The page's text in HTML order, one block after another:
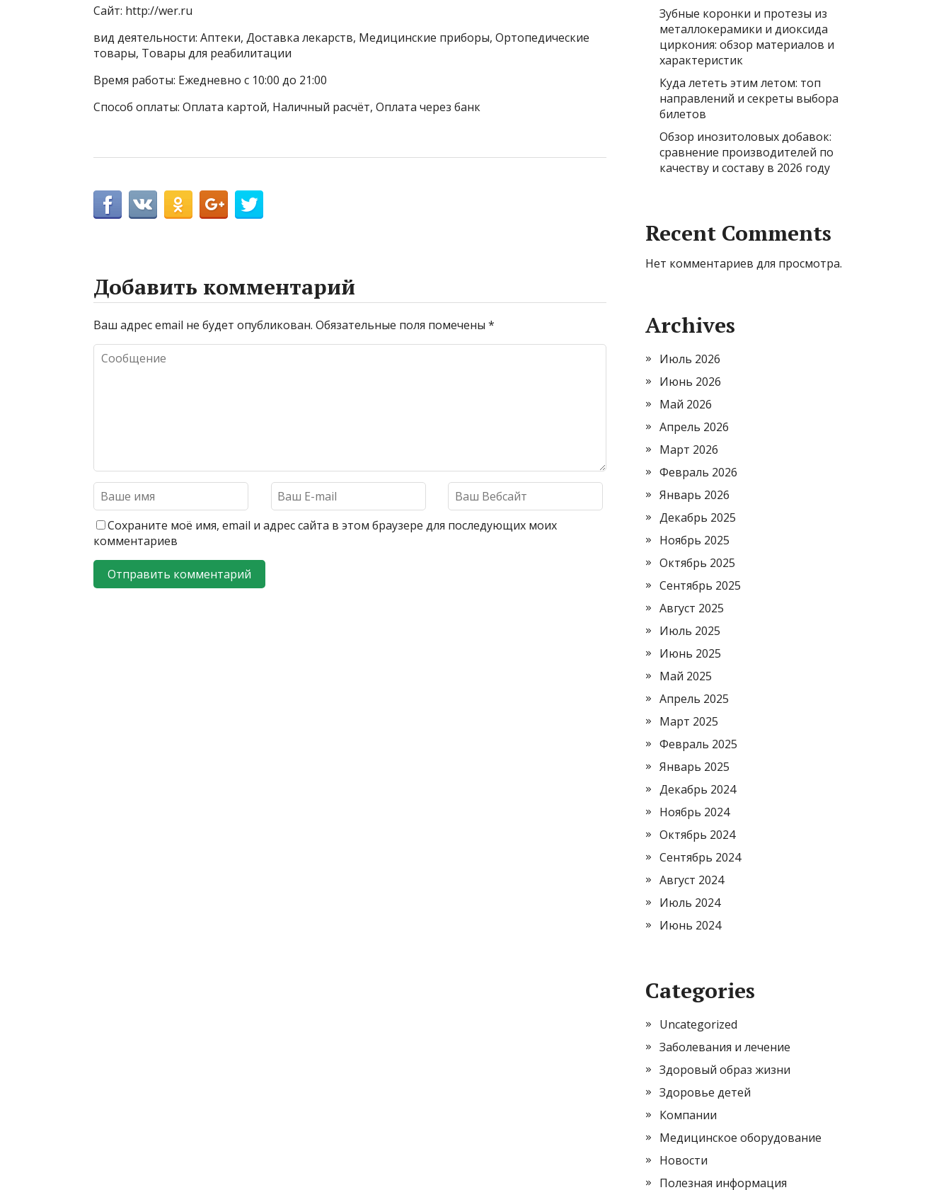
Сайт: http://wer.ru
вид деятельности: Аптеки, Доставка лекарств, Медицинские приборы, Ортопедические
товары, Товары для реабилитации
Время работы: Ежедневно с 10:00 до 21:00
Способ оплаты: Оплата картой, Наличный расчёт, Оплата через банк
Добавить комментарий
Ваш адрес email не будет опубликован. Обязательные поля помечены *
Сохраните моё имя, email и адрес сайта в этом браузере для последующих моих
комментариев
Зубные коронки и протезы из
металлокерамики и диоксида
циркония: обзор материалов и
характеристик
Куда лететь этим летом: топ
направлений и секреты выбора
билетов
Обзор инозитоловых добавок:
сравнение производителей по
качеству и составу в 2026 году
Recent Comments
Нет комментариев для просмотра.
Archives
Июль 2026
Июнь 2026
Май 2026
Апрель 2026
Март 2026
Февраль 2026
Январь 2026
Декабрь 2025
Ноябрь 2025
Октябрь 2025
Сентябрь 2025
Август 2025
Июль 2025
Июнь 2025
Май 2025
Апрель 2025
Март 2025
Февраль 2025
Январь 2025
Декабрь 2024
Ноябрь 2024
Октябрь 2024
Сентябрь 2024
Август 2024
Июль 2024
Июнь 2024
Categories
Uncategorized
Заболевания и лечение
Здоровый образ жизни
Здоровье детей
Компании
Медицинское оборудование
Новости
Полезная информация